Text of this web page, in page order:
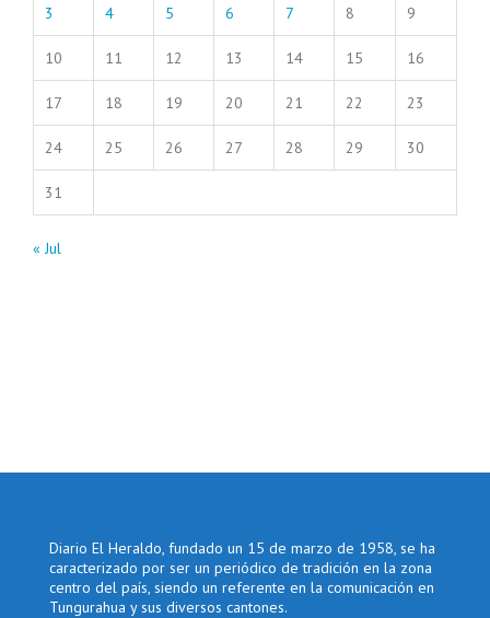
3 4 5 6 7 8 9
10 11 12 13 14 15 16
17 18 19 20 21 22 23
24 25 26 27 28 29 30
31
« Jul
Diario El Heraldo, fundado un 15 de marzo de 1958, se ha
caracterizado por ser un periódico de tradición en la zona
centro del país, siendo un referente en la comunicación en
Tungurahua y sus diversos cantones.